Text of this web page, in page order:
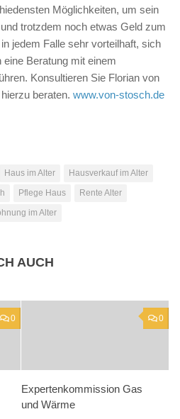
Möglichkeiten, um sein
trotzdem noch etwas Geld zum
jedem Falle sehr vorteilhaft, sich
Beratung mit einem
Konsultieren Sie Florian von
beraten. www.von-stosch.de
Haus im Alter
Hausverkauf im Alter
Pflege Haus
Rente Alter
im Alter
AUCH
0 0
Expertenkommission Gas
und Wärme